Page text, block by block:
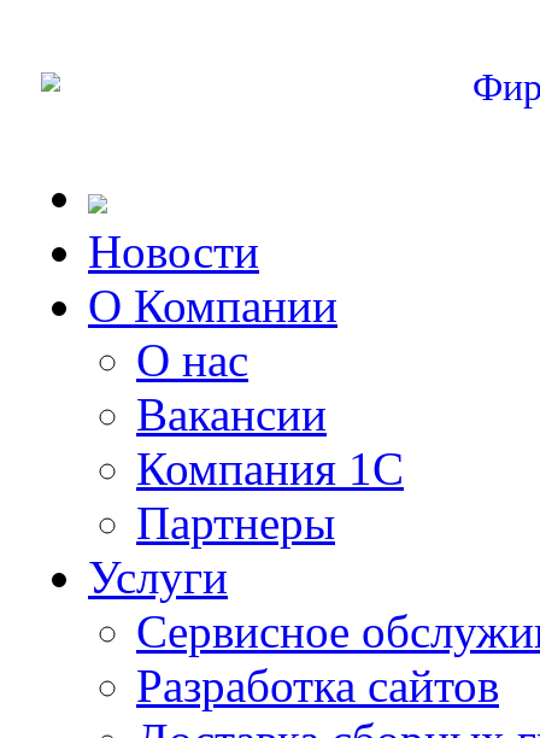
Новости
О Компании
О нас
Вакансии
Компания 1С
Партнеры
Услуги
Сервисное
Разработка сайтов